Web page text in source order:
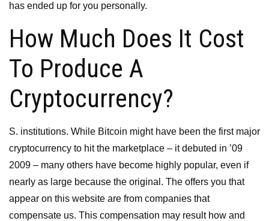
has ended up for you personally.
How Much Does It Cost
To Produce A
Cryptocurrency?
S. institutions. While Bitcoin might have been the first major
cryptocurrency to hit the marketplace – it debuted in ’09
2009 – many others have become highly popular, even if
nearly as large because the original. The offers you that
appear on this website are from companies that
compensate us. This compensation may result how and